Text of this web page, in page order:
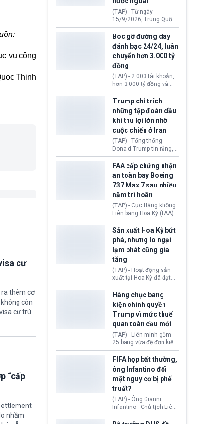
vụ công
Thinh
cư
ra thêm cơ
còn
cư trú.
“cấp
nhầm
nguyên liệu liên quan
đến ổ dịch Salmonella
khiến ít nhất 110 người
mắc bệnh tại bang
Minnesota.
(TAP) - Từ ngày
15/9/2026, Trung Quốc
áp dụng quy định mới về
quản lý xuất nhập cảnh.
Một hành vi vi phạm giấy
tờ, xuất nhập cảnh trái
phép hay liên quan kiểm
soát công nghệ có thể
khiến công dân Trung
Quốc đối mặt lệnh cấm
xuất cảnh kéo dài tới 3
năm. Trong khi đó, người
nước ngoài sử dụng giấy
tờ giả có nguy cơ bị từ
chối nhập cảnh hoặc
cấm vào Trung Quốc tới
5 năm.
Bóc gỡ đường dây
đánh bạc 24/24, luân
chuyển hơn 3.000 tỷ
đồng
(TAP) - 2.003 tài khoản,
hơn 3.000 tỷ đồng và
một đường dây đánh
bạc xuyên quốc gia vận
hành 24/24 giờ vừa bị
Công an TP. Hải Phòng
(Việt Nam) bóc gỡ.
Trump chỉ trích
những tập đoàn dầu
khí thu lợi lớn nhờ
cuộc chiến ở Iran
(TAP) - Tổng thống
Donald Trump tin rằng, 2
tập đoàn dầu khí
ExxonMobil và Chevron
đã thu về lợi nhuận quá
lớn nhờ giá dầu tăng
mạnh suốt thời gian Hoa
Kỳ xảy ra xung đột ở
Iran. Trên cơ sở đó, lãnh
đạo Nhà Trắng kêu gọi
các doanh nghiệp cần
giảm giá bán cho người
tiêu dùng.
FAA cấp chứng nhận
an toàn bay Boeing
737 Max 7 sau nhiều
năm trì hoãn
(TAP) - Cục Hàng không
Liên bang Hoa Kỳ (FAA)
vừa chính thức cấp
chứng nhận an toàn bay
cho Boeing 737 Max 7,
mẫu máy bay nhỏ nhất
trong dòng 737 Max
thuộc Boeing
Commercial Airplanes
(Boeing). Động thái này
chính thức khép lại gần
một thập kỷ trì hoãn chờ
các cuộc đánh giá
nghiêm ngặt.
Sản xuất Hoa Kỳ bứt
phá, nhưng lo ngại
lạm phát cũng gia
tăng
(TAP) - Hoạt động sản
xuất tại Hoa Kỳ đã đạt
tốc độ nhanh nhất trong
hơn 4 năm qua, cho
thấy nền kinh tế đang
phục hồi tích cực, bất
chấp tác động từ thuế
quan. Tuy nhiên, không
ít doanh nghiệp vẫn cảm
thấy áp lực lạm phát, bất
ổn địa chính trị hiện còn
nghiêm trọng hơn cả
giai đoạn đại dịch
COVID-19.
Hàng chục bang
kiện chính quyền
Trump vì mức thuế
quan toàn cầu mới
(TAP) - Liên minh gồm
25 bang vừa đệ đơn kiện
chính quyền Tổng thống
Donald Trump. Phe
nguyên đơn tin rằng,
hành động áp thuế 10 -
12,5% lên 60 đối tác
thương mại hôm 24/7
vượt quá thẩm quyền
của Tổng thống.
FIFA họp bất thường,
ông Infantino đối
mặt nguy cơ bị phế
truất?
(TAP) - Ông Gianni
Infantino - Chủ tịch Liên
đoàn Bóng đá Thế giới
(FIFA) đang đứng trước